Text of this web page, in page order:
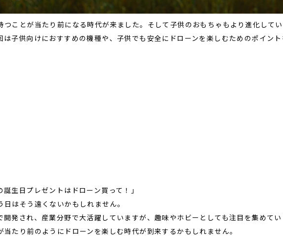
つことが当たり前になる時代が来ました。そして子供のおもちゃもより進化して
は子供向けにおすすめの機種や、子供でも安全にドローンを楽しむためのポイント
誕生日プレゼントはドローン買って！」
はそう遠くないかもしれません。
開発され、産業分野で大活躍していますが、趣味やホビーとしても注目を集めてい
当たり前のようにドローンを楽しむ時代が到来するかもしれません。